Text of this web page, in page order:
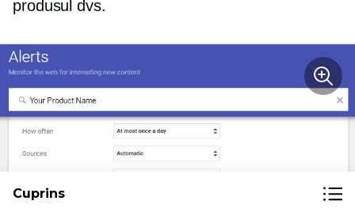
produsul dvs.
Cuprins